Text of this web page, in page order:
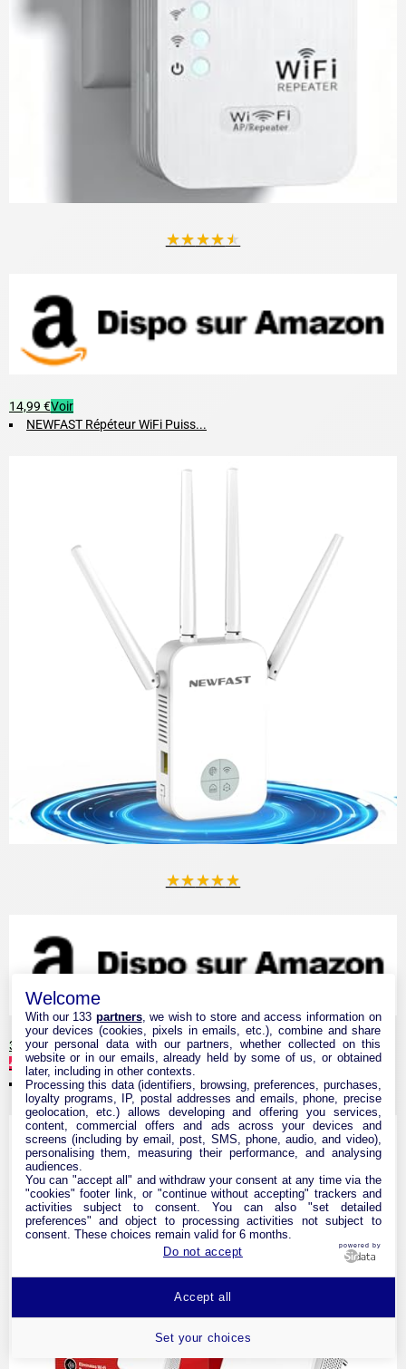
★★★★★
14,99 €Voir
NEWFAST Répéteur WiFi Puiss...
★★★★★
39,99 €
42,99 €Voir
Mercusys Répéteur WiFi Puis...
Welcome
With our 133 partners, we wish to store and access information on
your devices (cookies, pixels in emails, etc.), combine and share
your personal data with our partners, whether collected on this
website or in our emails, already held by some of us, or obtained
later, including in other contexts.
Processing this data (identifiers, browsing, preferences, purchases,
loyalty programs, IP, postal addresses and emails, phone, precise
geolocation, etc.) allows developing and offering you services,
content, commercial offers and ads across your devices and
screens (including by email, post, SMS, phone, audio, and video),
personalising them, measuring their performance, and analysing
audiences.
You can "accept all" and withdraw your consent at any time via the
"cookies" footer link, or "continue without accepting" trackers and
activities subject to consent. You can also "set detailed
preferences" and object to processing activities not subject to
consent. These choices remain valid for 6 months.
Do not accept
powered by
Set your choices
Accept all